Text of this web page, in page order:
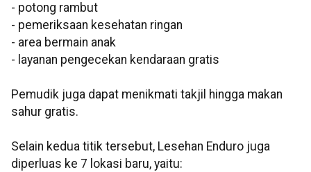
- potong rambut
- pemeriksaan kesehatan ringan
- area bermain anak
- layanan pengecekan kendaraan gratis
Pemudik juga dapat menikmati takjil hingga makan
sahur gratis.
Selain kedua titik tersebut, Lesehan Enduro juga
diperluas ke 7 lokasi baru, yaitu: